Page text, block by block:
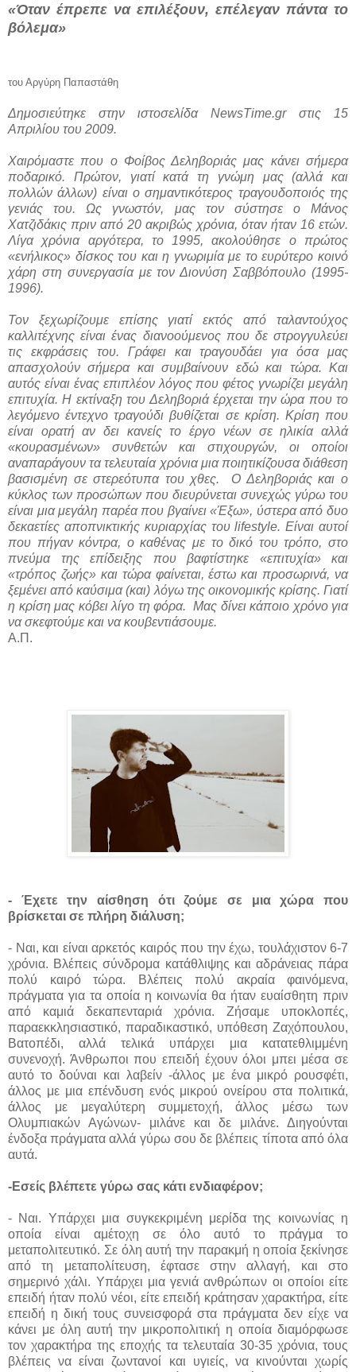
«Όταν έπρεπε να επιλέξουν, επέλεγαν πάντα το
βόλεμα»
του Αργύρη Παπαστάθη
Δημοσιεύτηκε στην ιστοσελίδα NewsTime.grστις 15
Απριλίου του 2009.
Χαιρόμαστε που ο Φοίβος Δεληβοριάς μας κάνει σήμερα
ποδαρικό. Πρώτον, γιατί κατά τη γνώμη μας (αλλά και
πολλών άλλων) είναι ο σημαντικότερος τραγουδοποιός της
γενιάς του. Ως γνωστόν, μας τον σύστησε ο Μάνος
Χατζιδάκις πριν από 20 ακριβώς χρόνια, όταν ήταν 16 ετών.
Λίγα χρόνια αργότερα, το 1995, ακολούθησε ο πρώτος
«ενήλικος» δίσκος του και η γνωριμία με το ευρύτερο κοινό
χάρη στη συνεργασία με τον Διονύση Σαββόπουλο (1995-
1996).
Τον ξεχωρίζουμε επίσης γιατί εκτός από ταλαντούχος
καλλιτέχνης είναι ένας διανοούμενος που δε στρογγυλεύει
τις εκφράσεις του. Γράφει και τραγουδάει για όσα μας
απασχολούν σήμερα και συμβαίνουν εδώ και τώρα. Και
αυτός είναι ένας επιπλέον λόγος που φέτος γνωρίζει μεγάλη
επιτυχία. Η εκτίναξη του Δεληβοριά έρχεται την ώρα που το
λεγόμενο έντεχνο τραγούδι βυθίζεται σε κρίση. Κρίση που
είναι ορατή αν δει κανείς το έργο νέων σε ηλικία αλλά
«κουρασμένων» συνθετών και στιχουργών, οι οποίοι
αναπαράγουν τα τελευταία χρόνια μια ποιητικίζουσα διάθεση
βασισμένη σε στερεότυπα του χθες.
Ο Δεληβοριάς και ο
κύκλος των προσώπων που διευρύνεται συνεχώς γύρω του
είναι μια μεγάλη παρέα που βγαίνει «Έξω», ύστερα από δυο
δεκαετίες αποπνικτικής κυριαρχίας του lifestyle. Είναι αυτοί
που πήγαν κόντρα, ο καθένας με το δικό του τρόπο, στο
πνεύμα της επίδειξης που βαφτίστηκε «επιτυχία» και
«τρόπος ζωής» και τώρα φαίνεται, έστω και προσωρινά, να
ξεμένει από καύσιμα (και) λόγω της οικονομικής κρίσης. Γιατί
η κρίση μας κόβει λίγο τη φόρα. Μας δίνει κάποιο χρόνο για
να σκεφτούμε και να κουβεντιάσουμε.
Α.Π.
- Έχετε την αίσθηση ότι ζούμε σε μια χώρα που
βρίσκεται σε πλήρη διάλυση;
- Ναι, και είναι αρκετός καιρός που την έχω, τουλάχιστον 6-7
χρόνια. Βλέπεις σύνδρομα κατάθλιψης και αδράνειας πάρα
πολύ καιρό τώρα. Βλέπεις πολύ ακραία φαινόμενα,
πράγματα για τα οποία η κοινωνία θα ήταν ευαίσθητη πριν
από καμιά δεκαπενταριά χρόνια. Ζήσαμε υποκλοπές,
παραεκκλησιαστικό, παραδικαστικό, υπόθεση Ζαχόπουλου,
Βατοπέδι, αλλά τελικά υπάρχει μια κατατεθλιμμένη
συνενοχή. Άνθρωποι που επειδή έχουν όλοι μπει μέσα σε
αυτό το δούναι και λαβείν -άλλος με ένα μικρό ρουσφέτι,
άλλος με μια επένδυση ενός μικρού ονείρου στα πολιτικά,
άλλος με μεγαλύτερη συμμετοχή, άλλος μέσω των
Ολυμπιακών Αγώνων- μιλάνε και δε μιλάνε. Διηγούνται
ένδοξα πράγματα αλλά γύρω σου δε βλέπεις τίποτα από όλα
αυτά.
-Εσείς βλέπετε γύρω σας κάτι ενδιαφέρον;
- Ναι. Υπάρχει μια συγκεκριμένη μερίδα της κοινωνίας η
οποία είναι αμέτοχη σε όλο αυτό το πράγμα το
μεταπολιτευτικό. Σε όλη αυτή την παρακμή η οποία ξεκίνησε
από τη μεταπολίτευση, έφτασε στην αλλαγή, και στο
σημερινό χάλι. Υπάρχει μια γενιά ανθρώπων οι οποίοι είτε
επειδή ήταν πολύ νέοι, είτε επειδή κράτησαν χαρακτήρα, είτε
επειδή η δική τους συνεισφορά στα πράγματα δεν είχε να
κάνει με όλη αυτή την μικροπολιτική η οποία διαμόρφωσε
τον χαρακτήρα της εποχής τα τελευταία 30-35 χρόνια, τους
βλέπεις να είναι ζωντανοί και υγιείς, να κινούνται χωρίς